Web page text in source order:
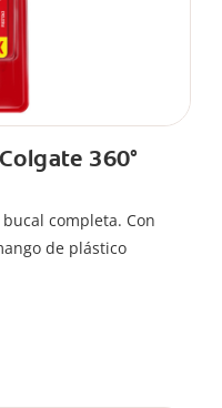
360°
completa. Con
de plástico